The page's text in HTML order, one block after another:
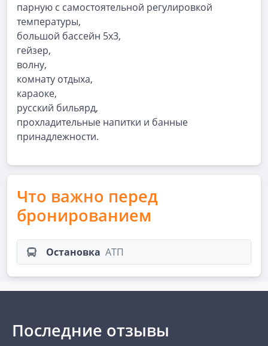
парную с самостоятельной регулировкой
температуры,
большой бассейн 5х3,
гейзер,
волну,
комнату отдыха,
караоке,
русский бильярд,
прохладительные напитки и банные
принадлежности.
Что важно перед
бронированием
Остановка АТП
Последние отзывы